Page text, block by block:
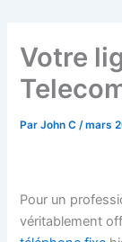
Votre
ParJohn C/mars
Pour un
véritablement